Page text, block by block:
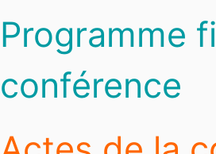
Programme
conférence